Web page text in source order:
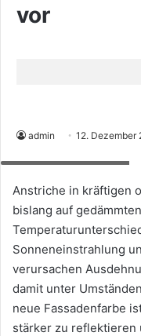
vor
admin 12. Dezember
Anstriche in kräftigen
bislang auf
Sonneneinstrahlung
verursachen
damit unter
neue Fassadenfarbe
stärker zu reflektieren